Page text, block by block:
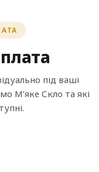
під ваші
М’яке Скло та які